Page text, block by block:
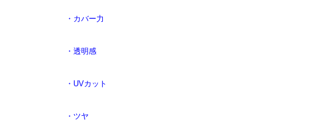
・カバー力
・透明感
・UVカット
・ツヤ